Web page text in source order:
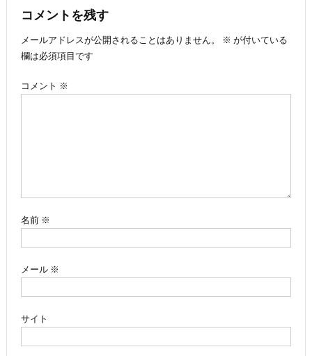
ナ
ビ
ゲ
コメントを残す
メールアドレスが公開されることはありません。
※ が付いている
欄は必須項目です
コメント ※
名前 ※
メール ※
サイト